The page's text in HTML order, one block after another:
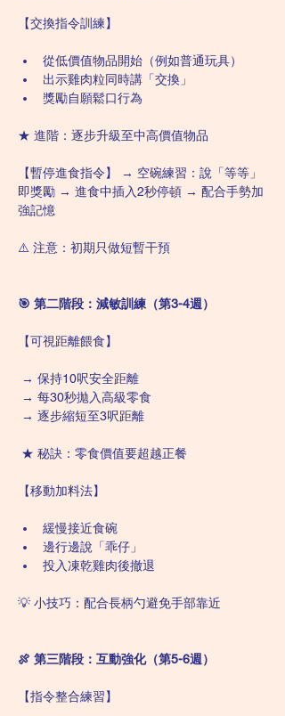
【交換指令訓練】
從低價值物品開始（例如普通玩具）
出示雞肉粒同時講「交換」
獎勵自願鬆口行為
★ 進階：逐步升級至中高價值物品
【暫停進食指令】 → 空碗練習：說「等等」
即獎勵 → 進食中插入2秒停頓 → 配合手勢加
強記憶
⚠️ 注意：初期只做短暫干預
🎯 第二階段：減敏訓練（第3-4週）
【可視距離餵食】
→ 保持10呎安全距離
→ 每30秒拋入高級零食
→ 逐步縮短至3呎距離
★ 秘訣：零食價值要超越正餐
【移動加料法】
緩慢接近食碗
邊行邊說「乖仔」
投入凍乾雞肉後撤退
💡 小技巧：配合長柄勺避免手部靠近
🍖 第三階段：互動強化（第5-6週）
【指令整合練習】